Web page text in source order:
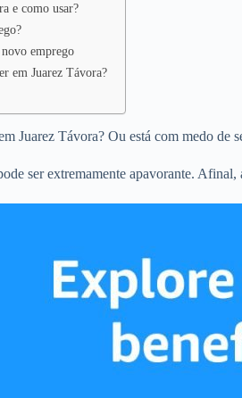
e como usar?
emprego
em Juarez Távora?
Juarez Távora? Ou está com medo de
ser extremamente apavorante.